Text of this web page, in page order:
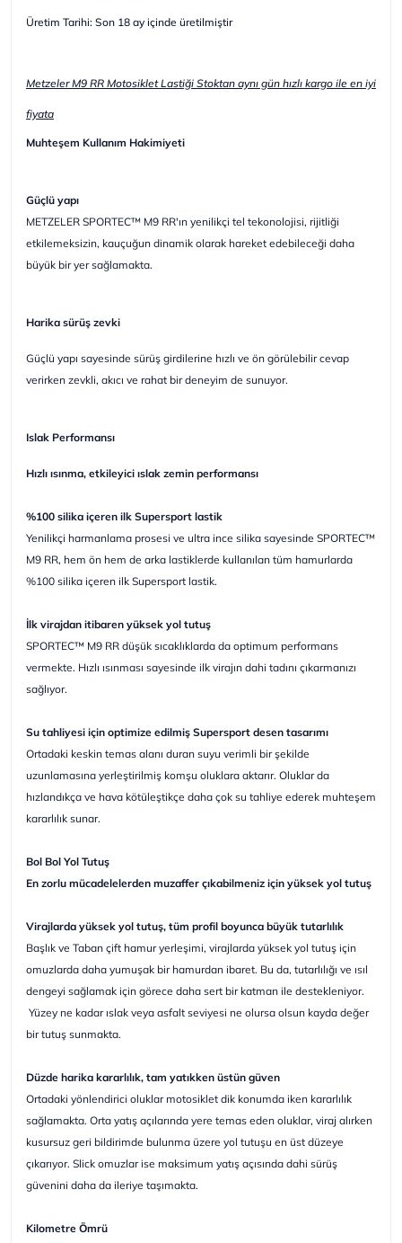
Üretim Tarihi: Son 18 ay içinde üretilmiştir
Metzeler M9 RR Motosiklet Lastiği Stoktan aynı gün hızlı kargo ile en iyi
fiyata
Muhteşem Kullanım Hakimiyeti
Güçlü yapı
METZELER SPORTEC™ M9 RR'ın yenilikçi tel tekonolojisi, rijitliği
etkilemeksizin, kauçuğun dinamik olarak hareket edebileceği daha
büyük bir yer sağlamakta.
Harika sürüş zevki
Güçlü yapı sayesinde sürüş girdilerine hızlı ve ön görülebilir cevap
verirken zevkli, akıcı ve rahat bir deneyim de sunuyor.
Islak Performansı
Hızlı ısınma, etkileyici ıslak zemin performansı
%100 silika içeren ilk Supersport lastik
Yenilikçi harmanlama prosesi ve ultra ince silika sayesinde SPORTEC™
M9 RR, hem ön hem de arka lastiklerde kullanılan tüm hamurlarda
%100 silika içeren ilk Supersport lastik.
İlk virajdan itibaren yüksek yol tutuş
SPORTEC™ M9 RR düşük sıcaklıklarda da optimum performans
vermekte. Hızlı ısınması sayesinde ilk virajın dahi tadını çıkarmanızı
sağlıyor.
Su tahliyesi için optimize edilmiş Supersport desen tasarımı
Ortadaki keskin temas alanı duran suyu verimli bir şekilde
uzunlamasına yerleştirilmiş komşu oluklara aktarır. Oluklar da
hızlandıkça ve hava kötüleştikçe daha çok su tahliye ederek muhteşem
kararlılık sunar.
Bol Bol Yol Tutuş
En zorlu mücadelelerden muzaffer çıkabilmeniz için yüksek yol tutuş
Virajlarda yüksek yol tutuş, tüm profil boyunca büyük tutarlılık
Başlık ve Taban çift hamur yerleşimi, virajlarda yüksek yol tutuş için
omuzlarda daha yumuşak bir hamurdan ibaret. Bu da, tutarlılığı ve ısıl
dengeyi sağlamak için görece daha sert bir katman ile destekleniyor.
Yüzey ne kadar ıslak veya asfalt seviyesi ne olursa olsun kayda değer
bir tutuş sunmakta.
Düzde harika kararlılık, tam yatıkken üstün güven
Ortadaki yönlendirici oluklar motosiklet dik konumda iken kararlılık
sağlamakta. Orta yatış açılarında yere temas eden oluklar, viraj alırken
kusursuz geri bildirimde bulunma üzere yol tutuşu en üst düzeye
çıkarıyor. Slick omuzlar ise maksimum yatış açısında dahi sürüş
güvenini daha da ileriye taşımakta.
Kilometre Ömrü